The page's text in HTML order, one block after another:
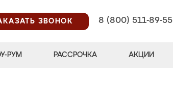
ЗВОНОК
8 (800) 511-89-55
РУМ РАССРОЧКА АКЦИИ